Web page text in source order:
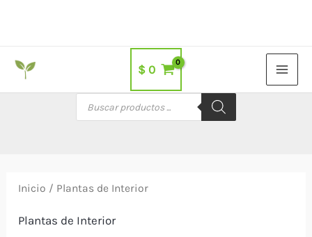
$0
Búsqueda
de
productos
Inicio / Plantas de Interior
Plantas de Interior